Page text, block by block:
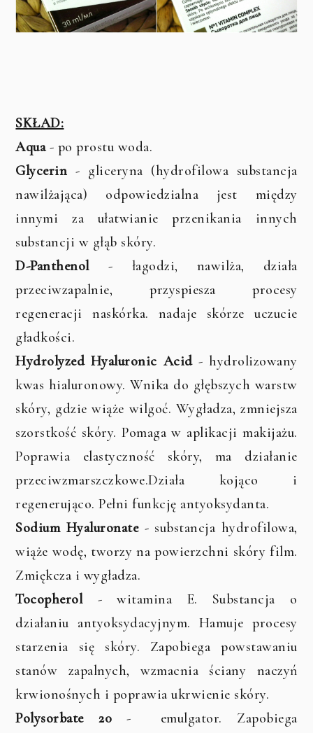
SKŁAD:
Aqua- po prostu woda.
Glycerin - gliceryna (hydrofilowa substancja
nawilżająca) odpowiedzialna jest między
innymi za ułatwianie przenikania innych
substancji w głąb skóry.
D-Panthenol- łagodzi, nawilża, działa
przeciwzapalnie, przyspiesza procesy
regeneracji naskórka. nadaje skórze uczucie
gładkości.
Hydrolyzed Hyaluronic Acid- hydrolizowany
kwas hialuronowy. Wnika do głębszych warstw
skóry, gdzie wiąże wilgoć. Wygładza, zmniejsza
szorstkość skóry. Pomaga w aplikacji makijażu.
Poprawia elastyczność skóry, ma działanie
przeciwzmarszczkowe.Działa kojąco i
regenerująco. Pełni funkcję antyoksydanta.
Sodium Hyaluronate- substancja hydrofilowa,
wiąże wodę, tworzy na powierzchni skóry film.
Zmiękcza i wygładza.
Tocopherol- witamina E. Substancja o
działaniu antyoksydacyjnym. Hamuje procesy
starzenia się skóry. Zapobiega powstawaniu
stanów zapalnych, wzmacnia ściany naczyń
krwionośnych i poprawia ukrwienie skóry.
Polysorbate 20 - emulgator. Zapobiega